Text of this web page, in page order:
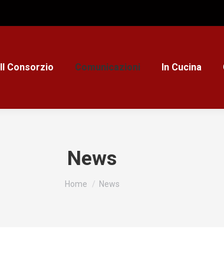
Il Consorzio Comunicazioni In Cucina
News
Tu sei qui:
Home News